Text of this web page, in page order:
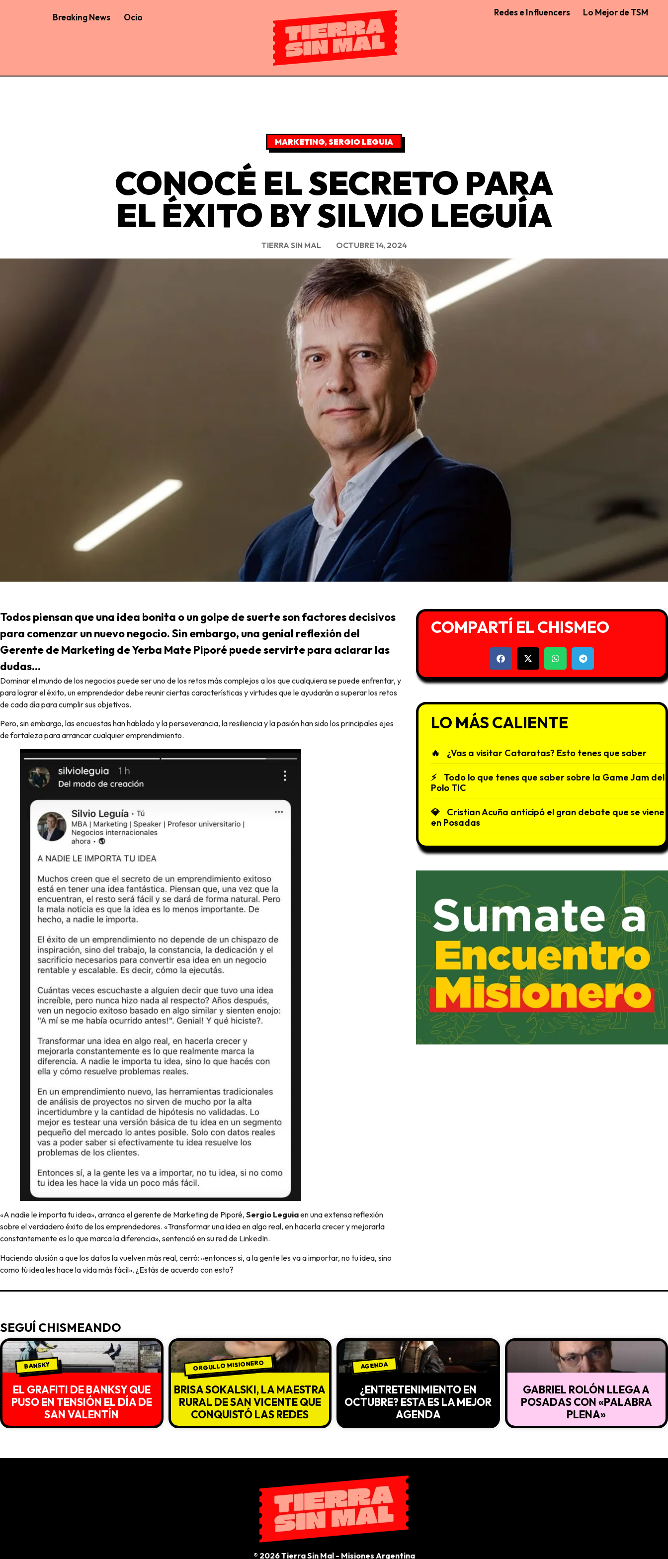
Breaking News Ocio Redes e Influencers Lo Mejor de TSM
MARKETING,SERGIO LEGUIA
CONOCÉ EL SECRETO PARA
EL ÉXITO BY SILVIO LEGUÍA
TIERRA SIN MAL OCTUBRE 14, 2024
Todos piensan que una idea bonita o un golpe de suerte son factores decisivos
para comenzar un nuevo negocio. Sin embargo, una genial reflexión del
Gerente de Marketing de Yerba Mate Piporé puede servirte para aclarar las
dudas...
Dominar el mundo de los negocios puede ser uno de los retos más complejos a los que cualquiera se puede enfrentar, y
para lograr el éxito, un emprendedor debe reunir ciertas características y virtudes que le ayudarán a superar los retos
de cada día para cumplir sus objetivos.
Pero, sin embargo, las encuestas han hablado y la perseverancia, la resiliencia y la pasión han sido los principales ejes
de fortaleza para arrancar cualquier emprendimiento.
«A nadie le importa tu idea», arranca el gerente de Marketing de Piporé, Sergio Leguiaen una extensa reflexión
sobre el verdadero éxito de los emprendedores. «Transformar una idea en algo real, en hacerla crecer y mejorarla
constantemente es lo que marca la diferencia», sentenció en su red de LinkedIn.
Haciendo alusión a que los datos la vuelven más real, cerró: «entonces si, a la gente les va a importar, no tu idea, sino
como tú idea les hace la vida más fácil». ¿Estás de acuerdo con esto?
COMPARTÍ EL CHISMEO
LO MÁS CALIENTE
¿Vas a visitar Cataratas? Esto tenes que saber
Todo lo que tenes que saber sobre la Game Jam del
Polo TIC
Cristian Acuña anticipó el gran debate que se viene
en Posadas
SEGUÍ CHISMEANDO
BANSKY
EL GRAFITI DE BANKSY QUE
PUSO EN TENSIÓN EL DÍA DE
SAN VALENTÍN
ORGULLO MISIONERO
BRISA SOKALSKI, LA MAESTRA
RURAL DE SAN VICENTE QUE
CONQUISTÓ LAS REDES
AGENDA
¿ENTRETENIMIENTO EN
OCTUBRE? ESTA ES LA MEJOR
AGENDA
GABRIEL ROLÓN LLEGA A
POSADAS CON «PALABRA
PLENA»
® 2026 Tierra Sin Mal - Misiones Argentina